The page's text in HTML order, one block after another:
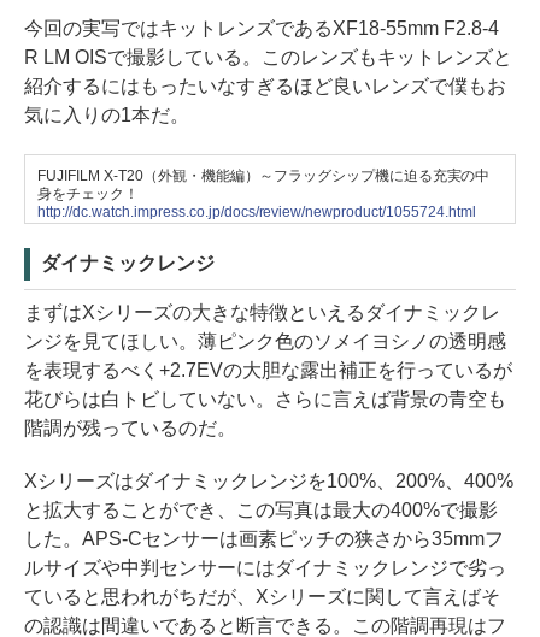
今回の実写ではキットレンズであるXF18-55mm F2.8-4
R LM OISで撮影している。このレンズもキットレンズと
紹介するにはもったいなすぎるほど良いレンズで僕もお
気に入りの1本だ。
FUJIFILM X-T20（外観・機能編）～フラッグシップ機に迫る充実の中
身をチェック！
http://dc.watch.impress.co.jp/docs/review/newproduct/1055724.html
ダイナミックレンジ
まずはXシリーズの大きな特徴といえるダイナミックレ
ンジを見てほしい。薄ピンク色のソメイヨシノの透明感
を表現するべく+2.7EVの大胆な露出補正を行っているが
花びらは白トビしていない。さらに言えば背景の青空も
階調が残っているのだ。
Xシリーズはダイナミックレンジを100%、200%、400%
と拡大することができ、この写真は最大の400%で撮影
した。APS-Cセンサーは画素ピッチの狭さから35mmフ
ルサイズや中判センサーにはダイナミックレンジで劣っ
ていると思われがちだが、Xシリーズに関して言えばそ
の認識は間違いであると断言できる。この階調再現はフ